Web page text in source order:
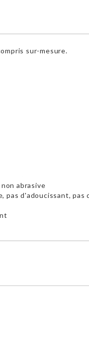
sur-mesure.
abrasive
d'adoucissant, pas